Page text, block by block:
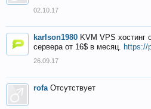
02.10.17
karlson1980 KVM VPS
сервера от 16$ в месяц. https://
26.09.17
rofa Отсутствует